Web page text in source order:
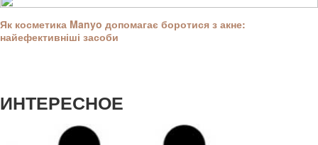
Як косметика Manyo допомагає боротися з акне:
найефективніші засоби
ИНТЕРЕСНОЕ